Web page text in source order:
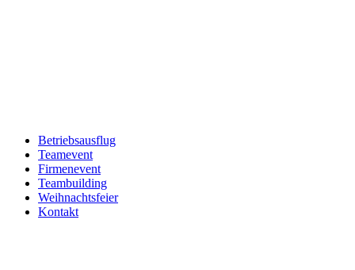
Betriebsausflug
Teamevent
Firmenevent
Teambuilding
Weihnachtsfeier
Kontakt